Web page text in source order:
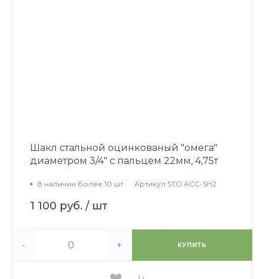
Шакл стальной оцинкованый "омега"
диаметром 3/4" с пальцем 22мм, 4,75т
В наличии более 10 шт. Артикул STO ACC-SH2
1 100 руб. / шт
- + КУПИТЬ